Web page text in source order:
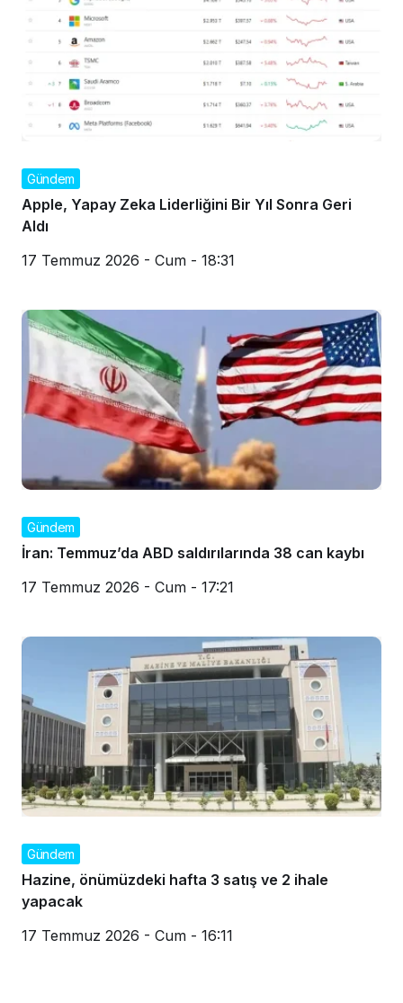
Gündem
Apple, Yapay Zeka Liderliğini Bir Yıl Sonra Geri
Aldı
17 Temmuz 2026 - Cum - 18:31
Gündem
İran: Temmuz’da ABD saldırılarında 38 can kaybı
17 Temmuz 2026 - Cum - 17:21
Gündem
Hazine, önümüzdeki hafta 3 satış ve 2 ihale
yapacak
17 Temmuz 2026 - Cum - 16:11